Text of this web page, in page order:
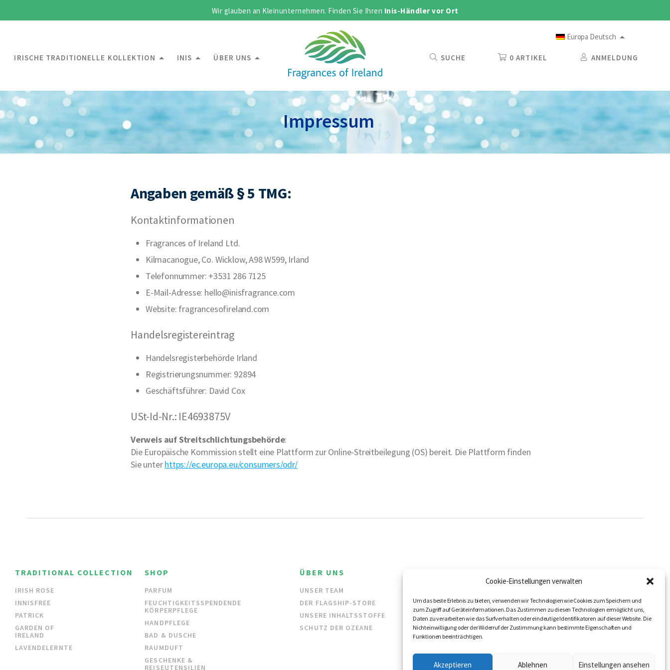
Cookie-Einstellungen verwalten
Um das beste Erlebnis zu bieten, verwenden wir Technologien wie Cookies zum Speichern und
zum Zugriff auf Geräteinformationen. Das Zustimmen zu diesen Technologien ermöglicht uns,
Daten zu verarbeiten wie das Surfverhalten oder eindeutige Identifikatoren auf dieser Website. Die
Nichteinwilligung oder der Widerruf der Zustimmung kann bestimmte Eigenschaften und
Funktionen beeinträchtigen.
Akzeptieren Ablehnen Einstellungen ansehen
Wir glauben an Kleinunternehmen. Finden Sie Ihren Inis-Händler vor Ort
Europa Deutsch
IRISCHE TRADITIONELLE KOLLEKTION INIS ÜBER UNS SUCHE 0 ARTIKEL ANMELDUNG
Impressum
Angaben gemäß § 5 TMG:
Kontaktinformationen
Fragrances of Ireland Ltd.
Kilmacanogue, Co. Wicklow, A98 W599, Irland
Telefonnummer: +3531 286 7125
E-Mail-Adresse: hello@inisfragrance.com
Website: fragrancesofireland.com
Handelsregistereintrag
Handelsregisterbehörde Irland
Registrierungsnummer: 92894
Geschäftsführer: David Cox
USt-Id-Nr.: IE4693875V
Verweis auf Streitschlichtungsbehörde:
Die Europäische Kommission stellt eine Plattform zur Online-Streitbeilegung (OS) bereit. Die Plattform finden
Sie unterhttps://ec.europa.eu/consumers/odr/
TRADITIONAL COLLECTION
IRISH ROSE
INNISFREE
PATRICK
GARDEN OF
IRELAND
LAVENDELERNTE
SHOP
PARFUM
FEUCHTIGKEITSSPENDENDE
KÖRPERPFLEGE
HANDPFLEGE
BAD & DUSCHE
RAUMDUFT
GESCHENKE &
REISEUTENSILIEN
ÜBER UNS
UNSER TEAM
DER FLAGSHIP-STORE
UNSERE INHALTSSTOFFE
SCHUTZ DER OZEANE
HÄNDLERSUCHE